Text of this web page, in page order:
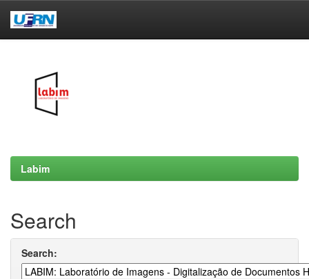
Labim
Search
Search: